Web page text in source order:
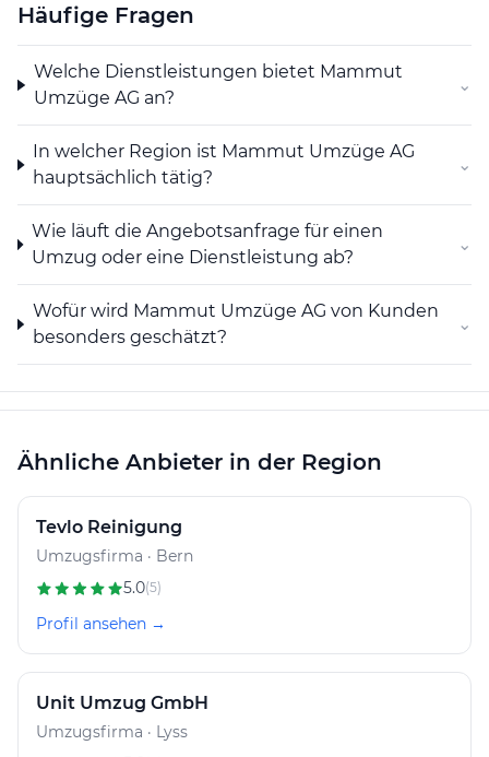
entreprises nationales ou étrangères, élargir ou se
regrouper avec des entreprises similaires ou liées,
ainsi qu'exercer toutes les activités et conclure des
contrats qui sont propres à promouvoir
directement ou indirectement le but de la société.
Elle peut acquérir, gérer, grever et céder des biens
immobiliers, des droits de propriété intellectuelle et
Häufige Fragen
Welche Dienstleistungen bietet Mammut
Umzüge AG an?
⌄
In welcher Region ist Mammut Umzüge AG
hauptsächlich tätig?
⌄
Wie läuft die Angebotsanfrage für einen
Umzug oder eine Dienstleistung ab?
⌄
Wofür wird Mammut Umzüge AG von Kunden
besonders geschätzt?
⌄
Ähnliche Anbieter in der Region
Tevlo Reinigung
Umzugsfirma · Bern
5.0(5)
Profil ansehen →
Unit Umzug GmbH
Umzugsfirma · Lyss